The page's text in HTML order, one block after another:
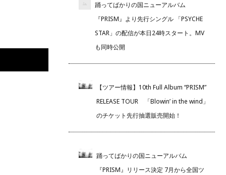
踊ってばかりの国ニューアルバム
『PRISM』より先行シングル 「PSYCHE
STAR」の配信が本日24時スタート。MV
も同時公開
【ツアー情報】10th Full Album “PRISM”
RELEASE TOUR 「Blowin’ in the wind」
のチケット先行抽選販売開始！
踊ってばかりの国ニューアルバム
『PRISM』リリース決定 7月から全国ツ